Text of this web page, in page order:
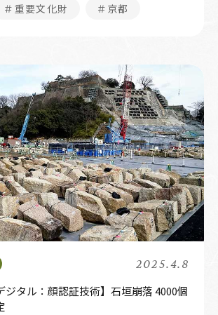
＃重要文化財 ＃京都
2025.4.8
ジタル：顔認証技術】石垣崩落 4000個